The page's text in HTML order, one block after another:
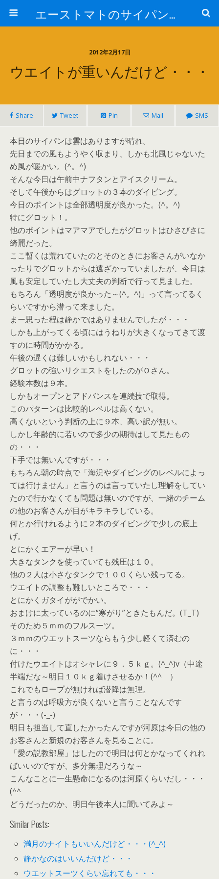
エーストマトのサイパンダイビング日記
2012年2月17日
ウエイトが重いんだけど・・・
Share Tweet Pin Mail SMS
本日のサイパンは雲はありますが晴れ。
先日までの風もようやく収まり、しかも北風じゃないた
め風が暖かい。(^。^)
そんな今日は午前中ナフタンとアイスクリーム。
そして午後からはグロットの３本のダイビング。
今日のポイントは全部透明度が良かった。(^。^)
特にグロット！。
他のポイントはマアマアでしたがグロットはひさびさに
綺麗だった。
ここ暫くは荒れていたのとそのときにお客さんがいなか
ったりでグロットからは遠ざかっていましたが、今日は
風も安定していたし大丈夫の判断で行って見ました。
もちろん「透明度が良かった～(^。^)」って言ってるく
らいですから潜って来ました。
まー思った程は静かではありませんでしたが・・・
しかも上がってくる頃にはうねりが大きくなってきて渡
すのに時間がかかる。
午後の遅くは難しいかもしれない・・・
グロットの強いリクエストをしたのがＯさん。
経験本数は９本。
しかもオープンとアドバンスを連続技で取得。
このパターンは比較的レベルは高くない。
高くないという判断の上に９本、高い訳が無い。
しかし年齢的に若いので多少の期待はして見たもの
の・・・
下手では無いんですが・・・
もちろん朝の時点で「海況やダイビングのレベルによっ
ては行けません」と言うのは言っていたし理解をしてい
たので行かなくても問題は無いのですが、一緒のチーム
の他のお客さんが目がキラキラしている。
何とか行けれるように２本のダイビングで少しの底上
げ。
とにかくエアーが早い！
大きなタンクを使っていても残圧は１０。
他の２人は小さなタンクで１００くらい残ってる。
ウエイトの調整も難しいところで・・・
とにかくガタイががでかい。
おまけに太っているのに“寒がり”ときたもんだ。(T_T)
そのため５ｍｍのフルスーツ。
３ｍｍのウエットスーツならもう少し軽くて済むの
に・・・
付けたウエイトはオシャレに９．５ｋｇ。(^_^)v（中途
半端だな～明日１０ｋｇ着けさせるか！(^^ゞ）
これでもロープが無ければ潜降は無理。
と言うのは呼吸方が良くないと言うことなんです
が・・・(-_-)
明日も担当して直したかったんですが河原は今日の他の
お客さんと新規のお客さんを見ることに。
「愛の説教部屋」はしたので明日は何とかなってくれれ
ばいいのですが、多分無理だろうな～
こんなことに一生懸命になるのは河原くらいだし・・・
(^^ゞ
どうだったのか、明日午後本人に聞いてみよ～
Similar Posts:
満月のナイトもいいんだけど・・・(^_^)
静かなのはいいんだけど・・・
ウエットスーツくらい忘れても・・・